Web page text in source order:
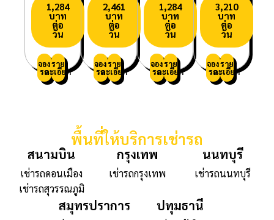
1,284
บาท
ต่อ
วัน
จอง
รถ
ราย
ละเอียด
2,461
บาท
ต่อ
วัน
จอง
รถ
ราย
ละเอียด
1,284
บาท
ต่อ
วัน
จอง
รถ
ราย
ละเอียด
3,210
บาท
ต่อ
วัน
จอง
รถ
ราย
ละเอียด
พื้นที่ให้บริการเช่ารถ
สนามบิน
เช่ารถดอนเมือง
เช่ารถสุวรรณภูมิ
กรุงเทพ
เช่ารถกรุงเทพ
นนทบุรี
เช่ารถนนทบุรี
สมุทรปราการ ปทุมธานี